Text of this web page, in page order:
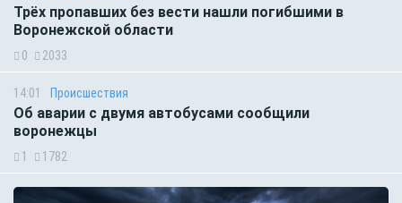
Трёх пропавших без вести нашли погибшими в
Воронежской области
0 2033
14:01 Происшествия
Об аварии с двумя автобусами сообщили
воронежцы
1 1782